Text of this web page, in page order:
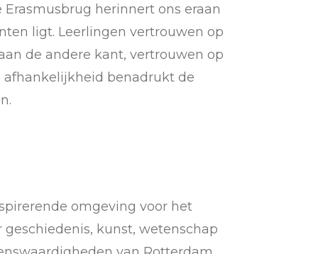
herinnert ons eraan
ligt. Leerlingen vertrouwen op
de andere kant, vertrouwen op
afhankelijkheid benadrukt de
omgeving voor het
kunst, wetenschap